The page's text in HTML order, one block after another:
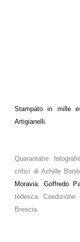
Stampato in mille
Artigianelli.
Quarantatre
critici di Achille
Moravia,Goffredo
tedesca.
Brescia.